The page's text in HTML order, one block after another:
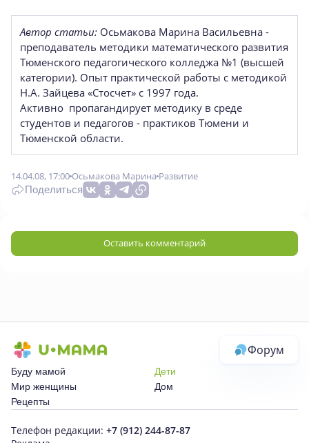
Автор статьи: Осьмакова Марина Васильевна -
преподаватель методики математического развития
Тюменского педагогического колледжа №1 (высшей
категории). Опыт практической работы с методикой
Н.А. Зайцева «Стосчет» с 1997 года.
Активно пропагандирует методику в среде
студентов и педагогов - практиков Тюмени и
Тюменской области.
14.04.08, 17:00 Осьмакова Марина Развитие
Поделиться
Оставить комментарий
Форум
Буду мамой
Дети
Мир женщины
Дом
Рецепты
Телефон редакции: +7 (912) 244-87-87